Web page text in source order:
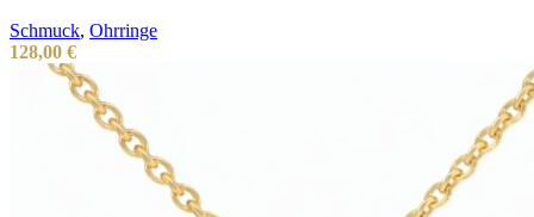
Schmuck, Ohrringe
128,00 €